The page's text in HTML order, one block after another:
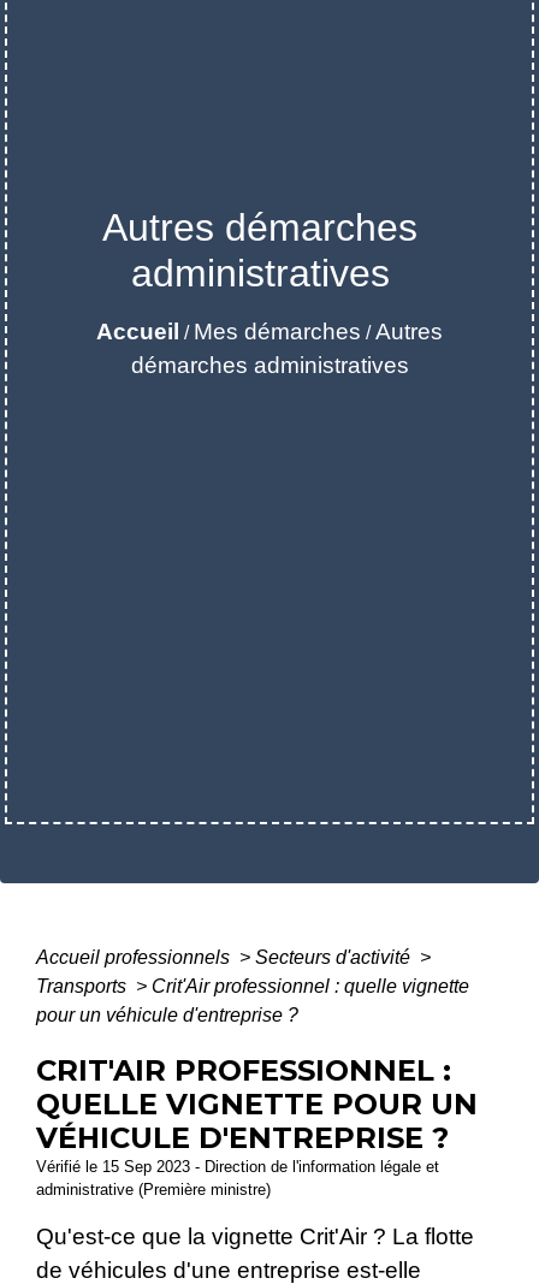
Autres démarches
administratives
Accueil / Mes démarches /Autres
démarches administratives
Accueil professionnels > Secteurs d'activité >
Transports > Crit'Air professionnel : quelle vignette
pour un véhicule d'entreprise ?
CRIT'AIR PROFESSIONNEL :
QUELLE VIGNETTE POUR UN
VÉHICULE D'ENTREPRISE ?
Vérifié le 15 Sep 2023 - Direction de l'information légale et
administrative (Première ministre)
Qu'est-ce que la vignette Crit'Air ? La flotte
de véhicules d'une entreprise est-elle